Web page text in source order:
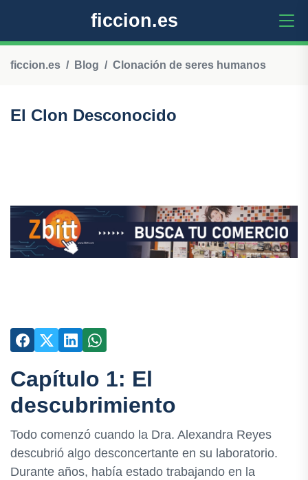
ficcion.es
ficcion.es Blog Clonación de seres humanos
El Clon Desconocido
Capítulo 1: El
descubrimiento
Todo comenzó cuando la Dra. Alexandra Reyes
descubrió algo desconcertante en su laboratorio.
Durante años, había estado trabajando en la